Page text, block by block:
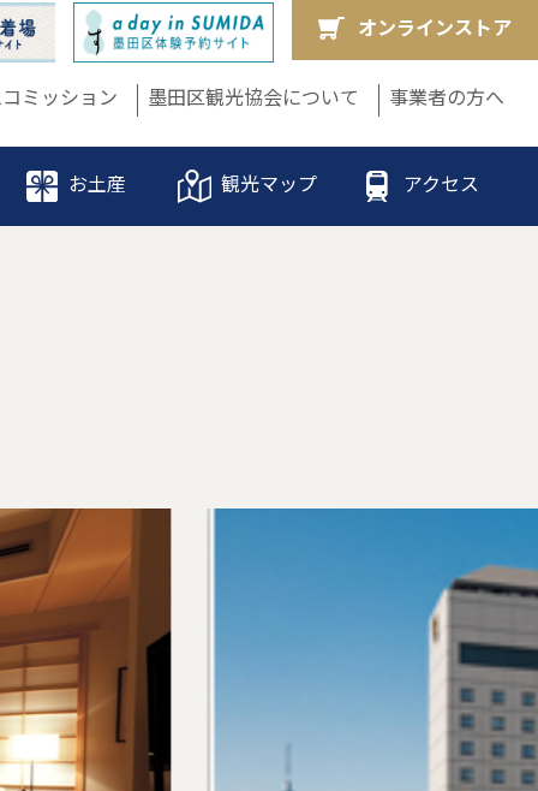
オンラインストア
ミッション 墨田区観光協会について 事業者の方へ
お土産 観光マップ アクセス